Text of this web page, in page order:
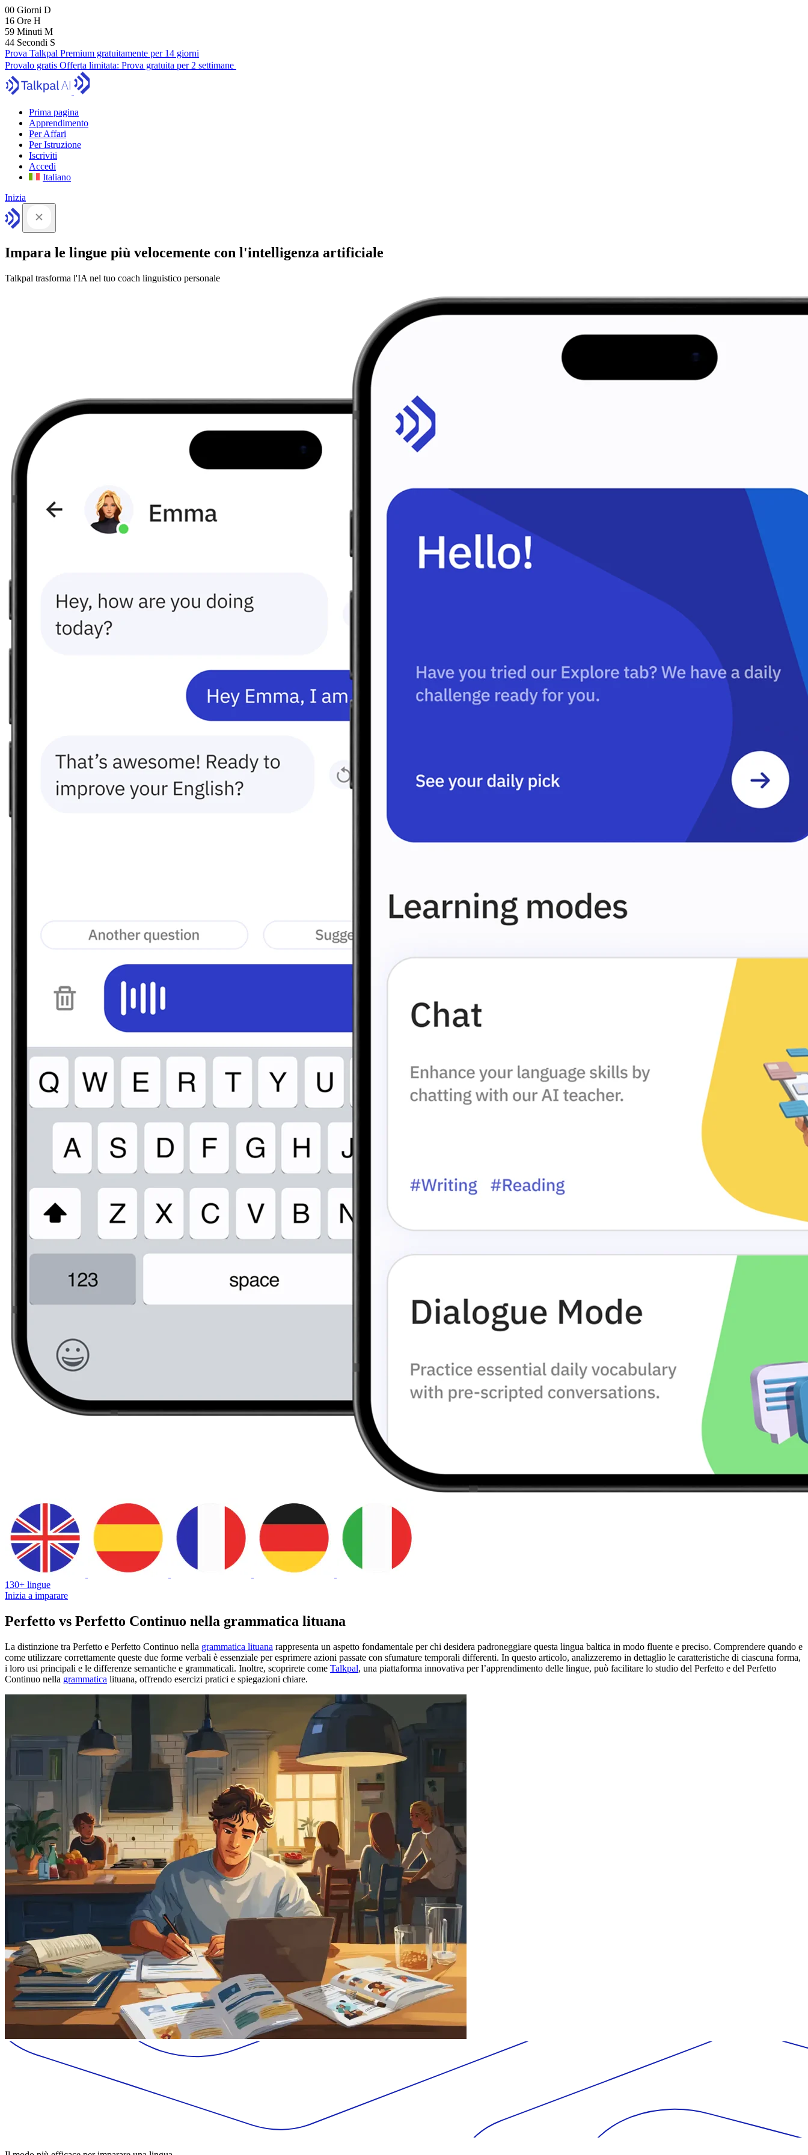
00 Giorni D
16 Ore H
59 Minuti M
43 Secondi S
Prova Talkpal Premium gratuitamente per 14 giorni
Provalo gratis Offerta limitata: Prova gratuita per 2 settimane
Prima pagina
Apprendimento
Per Affari
Per Istruzione
Iscriviti
Accedi
Italiano
Inizia
Impara le lingue più velocemente con l'intelligenza artificiale
Talkpal trasforma l'IA nel tuo coach linguistico personale
130+ lingue
Inizia a imparare
Perfetto vs Perfetto Continuo nella grammatica lituana
La distinzione tra Perfetto e Perfetto Continuo nella grammatica lituana rappresenta un aspetto fondamentale per chi desidera padroneggiare questa lingua baltica in modo fluente e preciso. Comprendere quando e
come utilizzare correttamente queste due forme verbali è essenziale per esprimere azioni passate con sfumature temporali differenti. In questo articolo, analizzeremo in dettaglio le caratteristiche di ciascuna forma,
i loro usi principali e le differenze semantiche e grammaticali. Inoltre, scoprirete come Talkpal, una piattaforma innovativa per l’apprendimento delle lingue, può facilitare lo studio del Perfetto e del Perfetto
Continuo nella grammatica lituana, offrendo esercizi pratici e spiegazioni chiare.